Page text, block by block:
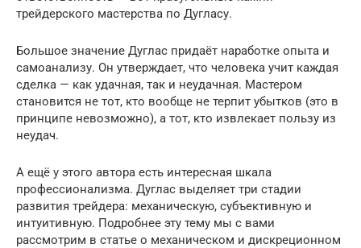
трейдерского мастерства по Дугласу.
Большое значение Дуглас придаёт наработке опыта и
самоанализу. Он утверждает, что человека учит каждая
сделка — как удачная, так и неудачная. Мастером
становится не тот, кто вообще не терпит убытков (это в
принципе невозможно), а тот, кто извлекает пользу из
неудач.
А ещё у этого автора есть интересная шкала
профессионализма. Дуглас выделяет три стадии
развития трейдера: механическую, субъективную и
интуитивную. Подробнее эту тему мы с вами
рассмотрим в статье о механическом и дискреционном